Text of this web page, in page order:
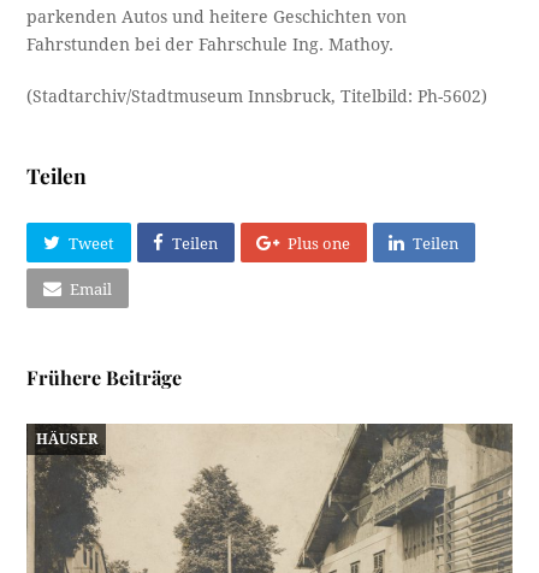
parkenden Autos und heitere Geschichten von
Fahrstunden bei der Fahrschule Ing. Mathoy.
(Stadtarchiv/Stadtmuseum Innsbruck, Titelbild: Ph-5602)
Teilen
Tweet Teilen Plus one Teilen
Email
Frühere Beiträge
HÄUSER